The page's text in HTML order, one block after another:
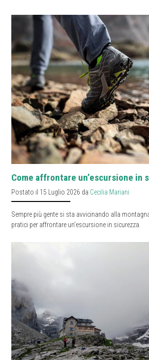
Come affrontare un’escursione in
Postato il 15 Luglio 2026 da Cecilia Mariani
Sempre più gente si sta avvicinando alla
pratici per affrontare un’escursione in sicurezza.